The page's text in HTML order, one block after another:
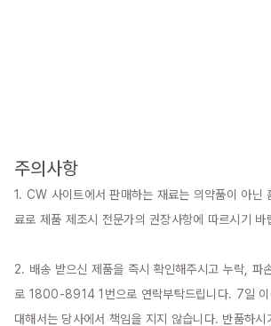
주의사항
1. CW 사이트에서 판매하는 재료는 의약품이 아닌
료로 제품 제조시 전문가의 권장사항에 따르시기 바
2. 배송 받으신 제품을 즉시 확인해주시고 누락, 파
로 1800-8914 1번으로 연락부탁드립니다. 7일 이
대해서는 당사에서 책임을 지지 않습니다. 반품하